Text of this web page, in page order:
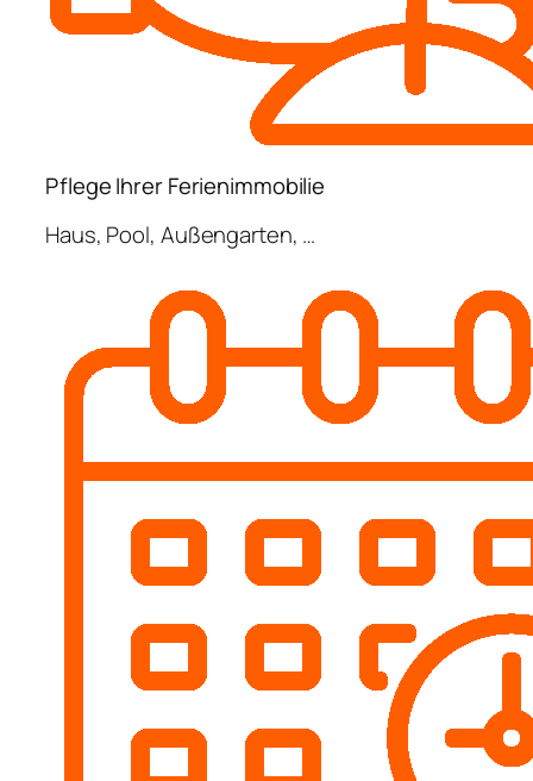
Pflege Ihrer Ferienimmobilie
Haus, Pool, Außengarten, …